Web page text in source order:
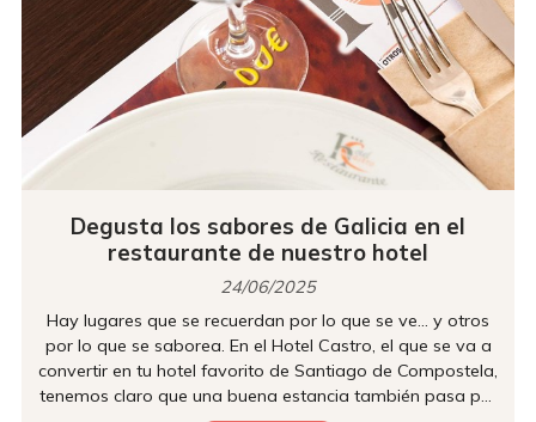
Degusta los sabores de Galicia en el
restaurante de nuestro hotel
24/06/2025
Hay lugares que se recuerdan por lo que se ve… y otros
por lo que se saborea. En el Hotel Castro, el que se va a
convertir en tu hotel favorito de Santiago de Compostela,
tenemos claro que una buena estancia también pasa por